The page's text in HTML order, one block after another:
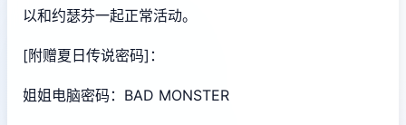
以和约瑟芬一起正常活动。
[附赠夏日传说密码]：
姐姐电脑密码：BAD MONSTER